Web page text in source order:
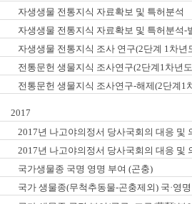
자생생물 전통지식 자료확보 및 특허분석
자생생물 전통지식 자료확보 및 특허분석-
자생생물 전통지식 조사 연구(2단계 1차년
전통문헌 생물지식 조사연구(2단계1차년
전통문헌 생물지식 조사연구-해제(2단계1
2017
2017년 나고야의정서 당사국회의 대응 및
2017년 나고야의정서 당사국회의 대응 및
국가생물종 국명 영명 부여 (곤충)
국가 생물종(무척추동물-곤충제외) 국·영
한글판 발간